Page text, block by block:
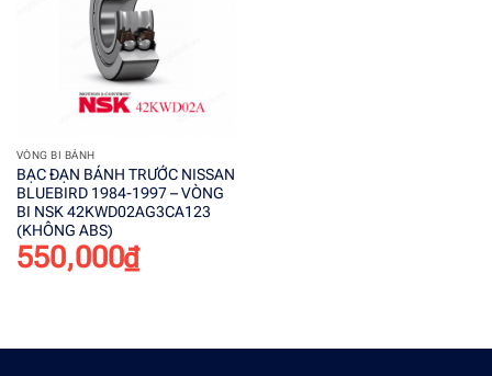
VÒNG BI BÁNH
BẠC ĐẠN BÁNH TRƯỚC NISSAN
BLUEBIRD 1984-1997 – VÒNG
BI NSK 42KWD02AG3CA123
(KHÔNG ABS)
550,000₫